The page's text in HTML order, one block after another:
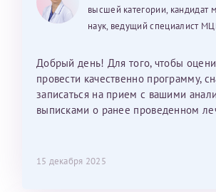
высшей категории, кандидат
наук, ведущий специалист
Добрый день! Для того, чтобы
провести качественно программу,
записаться на прием с вашими
выписками о ранее проведенном
15 декабря 2025